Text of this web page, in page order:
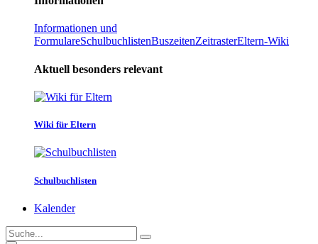
Informationen und
FormulareSchulbuchlistenBuszeitenZeitrasterEltern-Wiki
Aktuell besonders relevant
Wiki für Eltern
Schulbuchlisten
Kalender